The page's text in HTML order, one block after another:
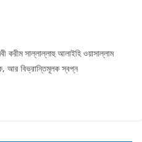
করীম সাল্লাল্লাহু আলাইহি ওয়াসাল্লাম
আর বিভ্রান্তিমূলক স্বপ্ন